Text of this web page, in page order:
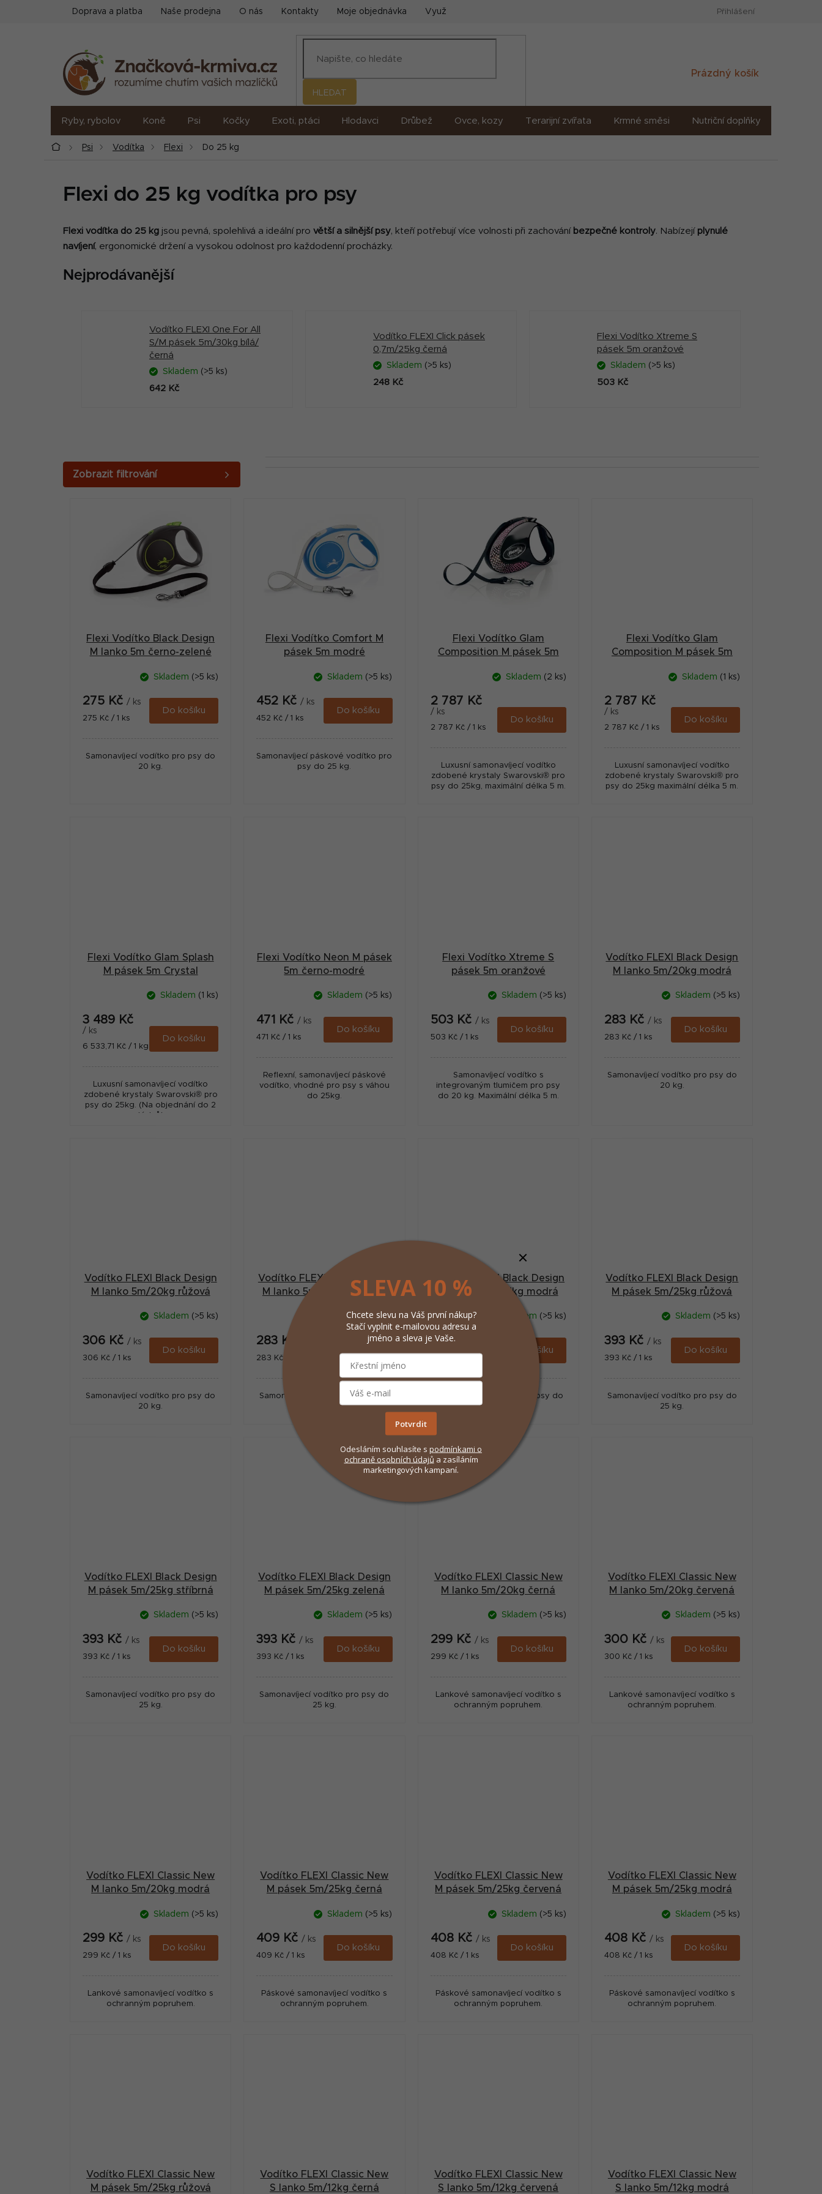
Doprava a platba Naše prodejna O nás Kontakty Moje objednávka Využití umělé inteligence (AI) Přihlášení
HLEDAT
Nákupní
Prázdný košík
Ryby, rybolov Koně Psi Kočky Exoti, ptáci Hlodavci Drůbež Ovce, kozy Terarijní zvířata Krmné směsi Nutriční doplňky
DomůPsi Vodítka Flexi Do 25 kg
Flexi do 25 kg vodítka pro psy
Flexi vodítka do 25 kg jsou pevná, spolehlivá a ideální pro větší a silnější psy, kteří potřebují více volnosti při zachování bezpečné kontroly. Nabízejí plynulé
navíjení, ergonomické držení a vysokou odolnost pro každodenní procházky.
Nejprodávanější
Vodítko FLEXI One For All
S/M pásek 5m/30kg bílá/
černá
Skladem (>5 ks)
642 Kč
Vodítko FLEXI Click pásek
0,7m/25kg černá
Skladem (>5 ks)
248 Kč
Flexi Vodítko Xtreme S
pásek 5m oranžové
Skladem (>5 ks)
503 Kč
o
Flexi Vodítko Black Design
M lanko 5m černo-zelené
Skladem (>5 ks)
275 Kč / ks
Měrná
275 Kč / 1 ks
Do košíku
Samonavíjecí vodítko pro psy do
20 kg.
Flexi Vodítko Comfort M
pásek 5m modré
Skladem (>5 ks)
452 Kč/ ks
Měrná
452 Kč / 1 ks
Do košíku
Samonavíjecí páskové vodítko pro
psy do 25 kg.
Flexi Vodítko Glam
Composition M pásek 5m
Skladem (2 ks)
2 787 Kč
/ ks
Měrná
2 787 Kč / 1 ks
Do košíku
Luxusní samonavíjecí vodítko
zdobené krystaly Swarovski® pro
psy do 25kg, maximální délka 5 m.
Flexi Vodítko Glam
Composition M pásek 5m
Skladem (1 ks)
2 787 Kč
/ ks
Měrná
2 787 Kč / 1 ks
Do košíku
Luxusní samonavíjecí vodítko
zdobené krystaly Swarovski® pro
psy do 25kg maximální délka 5 m.
Flexi Vodítko Glam Splash
M pásek 5m Crystal
Skladem (1 ks)
3 489 Kč
/ ks
Měrná
6 533,71 Kč / 1 kg
Do košíku
Luxusní samonavíjecí vodítko
zdobené krystaly Swarovski® pro
psy do 25kg. (Na objednání do 2
týdnů)
Flexi Vodítko Neon M pásek
5m černo-modré
Skladem (>5 ks)
471 Kč / ks
Měrná
471 Kč / 1 ks
Do košíku
Reflexní, samonavíjecí páskové
vodítko, vhodné pro psy s váhou
do 25kg.
Flexi Vodítko Xtreme S
pásek 5m oranžové
Skladem (>5 ks)
503 Kč / ks
Měrná
503 Kč / 1 ks
Do košíku
Samonavíjecí vodítko s
integrovaným tlumičem pro psy
do 20 kg. Maximální délka 5 m.
Vodítko FLEXI Black Design
M lanko 5m/20kg modrá
Skladem (>5 ks)
283 Kč / ks
Měrná
283 Kč / 1 ks
Do košíku
Samonavíjecí vodítko pro psy do
20 kg.
Vodítko FLEXI Black Design
M lanko 5m/20kg růžová
Skladem (>5 ks)
306 Kč / ks
Měrná
306 Kč / 1 ks
Do košíku
Samonavíjecí vodítko pro psy do
20 kg.
Vodítko FLEXI Black Design
M lanko 5m/20kg stříbrná
Skladem(>5 ks)
283 Kč
Měrná
283 Kč / 1 ks
Samonavíjecí vodítko pro psy do
Vodítko FLEXI Black Design
M pásek 5m/25kg modrá
Skladem (>5 ks)
393 Kč
Do košíku
Samonavíjecí vodítko pro psy do
Vodítko FLEXI Black Design
M pásek 5m/25kg růžová
Skladem (>5 ks)
393 Kč / ks
Měrná
393 Kč / 1 ks
Do košíku
Samonavíjecí vodítko pro psy do
25 kg.
Vodítko FLEXI Black Design
M pásek 5m/25kg stříbrná
Skladem (>5 ks)
393 Kč / ks
Měrná
393 Kč / 1 ks
Do košíku
Samonavíjecí vodítko pro psy do
25 kg.
Vodítko FLEXI Black Design
M pásek 5m/25kg zelená
Skladem (>5 ks)
393 Kč / ks
Měrná
393 Kč / 1 ks
Do košíku
Samonavíjecí vodítko pro psy do
25 kg.
Vodítko FLEXI Classic New
M lanko 5m/20kg černá
Skladem (>5 ks)
299 Kč / ks
Měrná
299 Kč / 1 ks
Do košíku
Lankové samonavíjecí vodítko s
ochranným popruhem.
Vodítko FLEXI Classic New
M lanko 5m/20kg červená
Skladem (>5 ks)
300 Kč / ks
Měrná
300 Kč / 1 ks
Do košíku
Lankové samonavíjecí vodítko s
ochranným popruhem.
Vodítko FLEXI Classic New
M lanko 5m/20kg modrá
Skladem (>5 ks)
299 Kč / ks
Měrná
299 Kč / 1 ks
Do košíku
Lankové samonavíjecí vodítko s
ochranným popruhem.
Vodítko FLEXI Classic New
M pásek 5m/25kg černá
Skladem (>5 ks)
409 Kč/ ks
Měrná
409 Kč / 1 ks
Do košíku
Páskové samonavíjecí vodítko s
ochranným popruhem.
Vodítko FLEXI Classic New
M pásek 5m/25kg červená
Skladem (>5 ks)
408 Kč / ks
Měrná
408 Kč / 1 ks
Do košíku
Páskové samonavíjecí vodítko s
ochranným popruhem.
Vodítko FLEXI Classic New
M pásek 5m/25kg modrá
Skladem (>5 ks)
408 Kč / ks
Měrná
408 Kč / 1 ks
Do košíku
Páskové samonavíjecí vodítko s
ochranným popruhem.
Vodítko FLEXI Classic New
M pásek 5m/25kg růžová
Vodítko FLEXI Classic New
S lanko 5m/12kg černá
Vodítko FLEXI Classic New
S lanko 5m/12kg červená
Vodítko FLEXI Classic New
S lanko 5m/12kg modrá
SLEVA 10 %
Chcete slevu na Váš první nákup?
Stačí vyplnit e-mailovou adresu a
jméno a sleva je Vaše.
Potvrdit
Odesláním souhlasíte s podmínkami o
ochraně osobních údajů a zasíláním
marketingových kampaní.